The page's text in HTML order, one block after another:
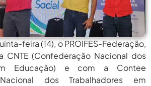
PROIFES Celebra Os 58 Anos Da
APUB...
agosto 6,
2026
MEC Autoriza 937 Novos Cargos Em
Institutos Federais...
agosto 6,
2026
Balanço Da 78ª SBPC: Na Primeira
Participação, PROIFES...
6, 2026
feira (14), o PROIFES-Federação,
CNTE (Confederação Nacional dos
Educação) e com a Contee
dos Trabalhadores em